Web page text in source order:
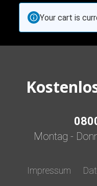
Your cart is
Montag -
Impressum